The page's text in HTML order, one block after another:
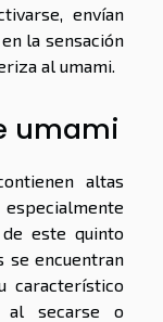
envían
la sensación
al umami.
umami
altas
este quinto
se encuentran
característico
al secarse o